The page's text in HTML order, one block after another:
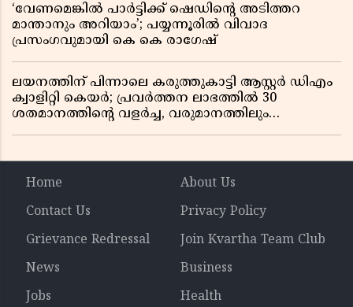
‘വേണമെങ്കിൽ പാർട്ടിക്ക് ഷെഡിൻ്റെ അടിത്തറ
മാന്താനും അറിയാം’; പയ്യന്നൂരിൽ വിവാദ
പ്രസംഗവുമായി കെ കെ രാഗേഷ്
ലയനത്തിന് പിന്നാലെ കരുത്തുകാട്ടി ആസ്റ്റർ ഡിഎം
ക്വാളിറ്റി കെയർ; പ്രവർത്തന ലാഭത്തിൽ 30
ശതമാനത്തിൻ്റെ വളർച്ച, വരുമാനത്തിലും
Home
About Us
Contact Us
Privacy Policy
Grievance Redressal
Join Kvartha Team Club
News
Business
Jobs
Health